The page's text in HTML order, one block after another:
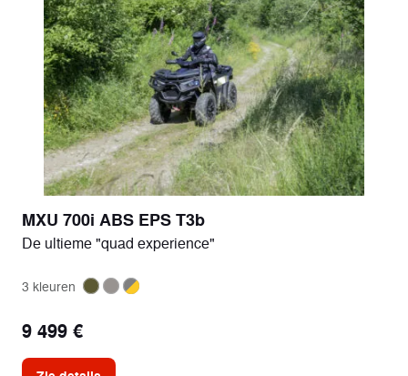
MXU 700i ABS EPS T3b
De ultieme "quad experience"
3 kleuren
9 499 €